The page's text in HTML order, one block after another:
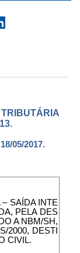
05/2017.
SAÍDA INTE
PELA DES
A NBM/SH,
2000, DESTI
CIVIL.